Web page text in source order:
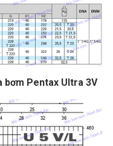
bơm Pentax Ultra 3V